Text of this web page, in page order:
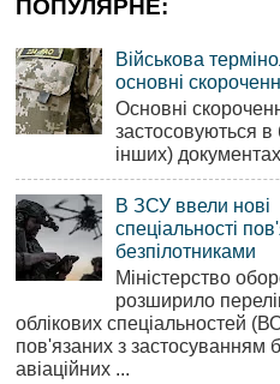
ПОПУЛЯРНЕ:
Військова
основні
Основні
застосовуються в
інших)
В ЗСУ ввели нові
спеціальності
безпілотниками
Міністерство
розширило
облікових спеціальностей
пов'язаних з застосуванням
авіаційних ...